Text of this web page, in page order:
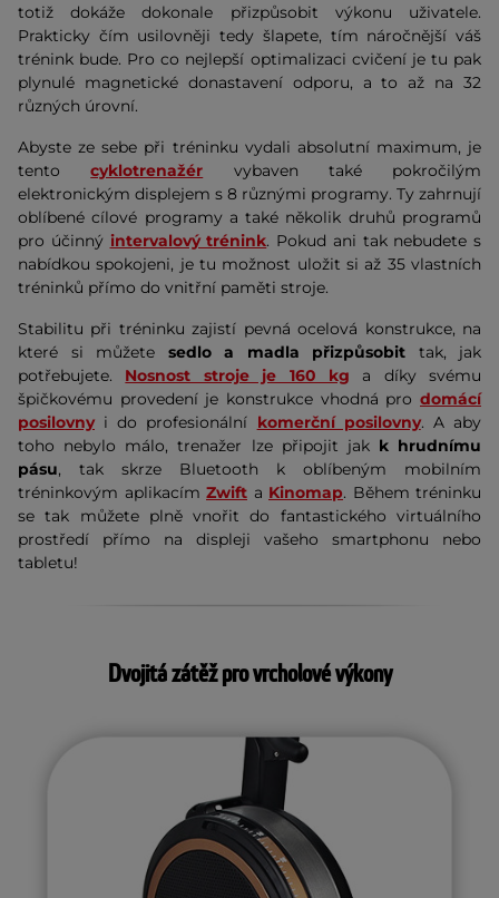
totiž dokáže dokonale přizpůsobit výkonu uživatele.
Prakticky čím usilovněji tedy šlapete, tím náročnější váš
trénink bude. Pro co nejlepší optimalizaci cvičení je tu pak
plynulé magnetické donastavení odporu, a to až na 32
různých úrovní.
Abyste ze sebe při tréninku vydali absolutní maximum, je
tentocyklotrenažér vybaven také pokročilým
elektronickým displejem s 8 různými programy. Ty zahrnují
oblíbené cílové programy a také několik druhů programů
pro účinný intervalový trénink. Pokud ani tak nebudete s
nabídkou spokojeni, je tu možnost uložit si až 35 vlastních
tréninků přímo do vnitřní paměti stroje.
Stabilitu při tréninku zajistí pevná ocelová konstrukce, na
které si můžete sedlo a madla přizpůsobit tak, jak
potřebujete. Nosnost stroje je 160 kg a díky svému
špičkovému provedení je konstrukce vhodná pro domácí
posilovnyi do profesionální komerční posilovny. A aby
toho nebylo málo, trenažer lze připojit jakk hrudnímu
pásu, tak skrze Bluetooth k oblíbeným mobilním
tréninkovým aplikacím Zwift a Kinomap. Během tréninku
se tak můžete plně vnořit do fantastického virtuálního
prostředí přímo na displeji vašeho smartphonu nebo
tabletu!
Dvojitá zátěž pro vrcholové výkony